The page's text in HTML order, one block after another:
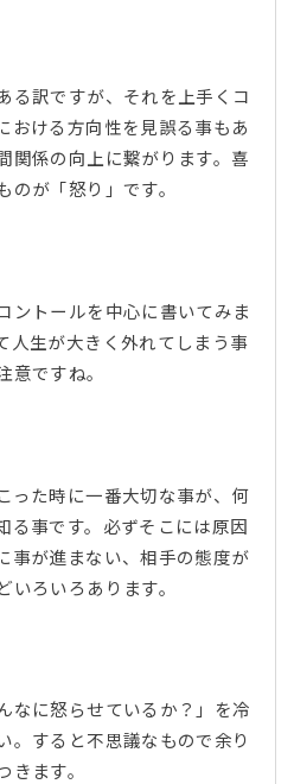
る訳ですが、それを上手くコ
おける方向性を見誤る事もあ
関係の向上に繋がります。喜
のが「怒り」です。
ントールを中心に書いてみま
人生が大きく外れてしまう事
意ですね。
った時に一番大切な事が、何
る事です。必ずそこには原因
事が進まない、相手の態度が
いろいろあります。
なに怒らせているか？」を冷
。すると不思議なもので余り
きます。